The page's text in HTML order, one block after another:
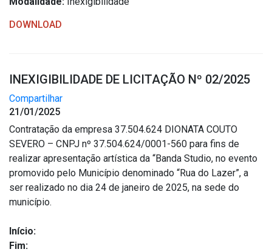
DOWNLOAD
INEXIGIBILIDADE DE LICITAÇÃO Nº 02/2025
Compartilhar
21/01/2025
Contratação da empresa 37.504.624 DIONATA COUTO
SEVERO – CNPJ nº 37.504.624/0001-560 para fins de
realizar apresentação artística da “Banda Studio, no evento
promovido pelo Município denominado “Rua do Lazer”, a
ser realizado no dia 24 de janeiro de 2025, na sede do
município.
Início:
Fim: